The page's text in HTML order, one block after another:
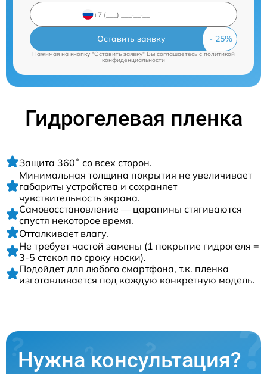
Оставить заявку
Нажимая на кнопку "Оставить заявку" Вы соглашаетесь c политикой
конфиденциальности
Гидрогелевая пленка
Защита 360˚ со всех сторон.
Минимальная толщина покрытия не увеличивает
габариты устройства и сохраняет
чувствительность экрана.
Самовосстановление — царапины стягиваются
спустя некоторое время.
Отталкивает влагу.
Не требует частой замены (1 покрытие гидрогеля =
3-5 стекол по сроку носки).
Подойдет для любого смартфона, т.к. пленка
изготавливается под каждую конкретную модель.
Нужна консультация?